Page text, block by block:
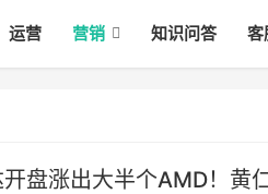
运营 营销 知识问答 客
盘涨出大半个AMD！黄